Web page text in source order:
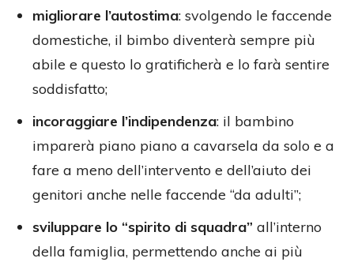
migliorare l’autostima: svolgendo le faccende
domestiche, il bimbo diventerà sempre più
abile e questo lo gratificherà e lo farà sentire
soddisfatto;
incoraggiare l’indipendenza: il bambino
imparerà piano piano a cavarsela da solo e a
fare a meno dell’intervento e dell’aiuto dei
genitori anche nelle faccende “da adulti”;
sviluppare lo “spirito di squadra” all’interno
della famiglia, permettendo anche ai più